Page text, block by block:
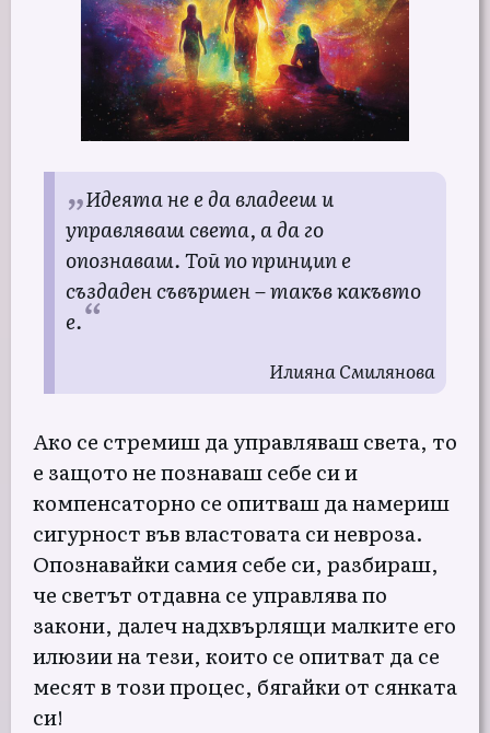
Идеята не е да владееш и
управляваш света, а да го
опознаваш. Той по принцип е
създаден съвършен – такъв какъвто
е.
Илияна Смиляновa
Ако се стремиш да управляваш света, то
е защото не познаваш себе си и
компенсаторно се опитваш да намериш
сигурност във властовата си невроза.
Опознавайки самия себе си, разбираш,
че светът отдавна се управлява по
закони, далеч надхвърлящи малките его
илюзии на тези, които се опитват да се
месят в този процес, бягайки от сянката
си!